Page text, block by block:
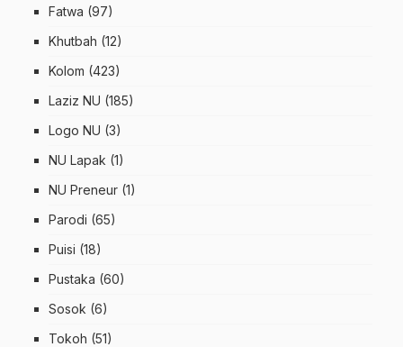
Fatwa (97)
Khutbah (12)
Kolom (423)
Laziz NU (185)
Logo NU (3)
NU Lapak (1)
NU Preneur (1)
Parodi (65)
Puisi (18)
Pustaka (60)
Sosok (6)
Tokoh (51)